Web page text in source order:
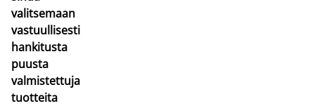
valitsemaan
vastuullisesti
hankitusta
puusta
valmistettuja
tuotteita